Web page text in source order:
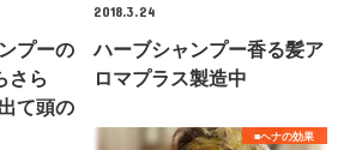
プーの
さら
て頭の
2018.3.24
ハーブシャンプー香る髪ア
ロマプラス製造中
■ヘナの効果